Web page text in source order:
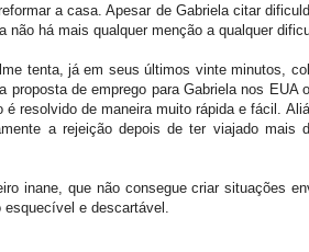
a casa. Apesar de Gabriela citar
não há mais qualquer menção a qualquer
tenta, já em seus últimos vinte minutos,
proposta de emprego para Gabriela nos EUA
é resolvido de maneira muito rápida e fácil.
a rejeição depois de ter viajado
inane, que não consegue criar situações
esquecível e descartável.